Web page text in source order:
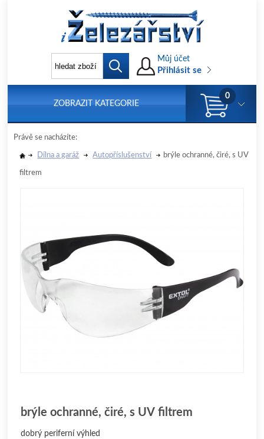
Můj účet
Přihlásit se
ZOBRAZIT KATEGORIE
0
Právě se nacházíte:
Dílna a garáž Autopříslušenství brýle ochranné, čiré, s UV
filtrem
brýle ochranné, čiré, s UV filtrem
dobrý periferní výhled